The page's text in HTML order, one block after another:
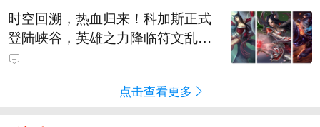
时空回溯，热血归来！科加斯正式
登陆峡谷，英雄之力降临符文乱
斗！
点击查看更多